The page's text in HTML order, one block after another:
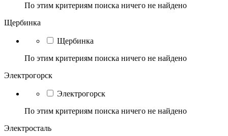
По этим критериям поиска ничего не найдено
Щербинка
Щербинка
По этим критериям поиска ничего не найдено
Электрогорск
Электрогорск
По этим критериям поиска ничего не найдено
Электросталь